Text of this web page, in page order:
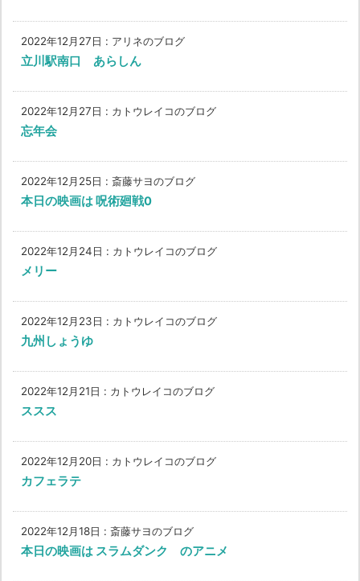
2022年12月27日 : アリネのブログ
立川駅南口 あらしん
2022年12月27日 : カトウレイコのブログ
忘年会
2022年12月25日 : 斎藤サヨのブログ
本日の映画は 呪術廻戦0
2022年12月24日 : カトウレイコのブログ
メリー
2022年12月23日 : カトウレイコのブログ
九州しょうゆ
2022年12月21日 : カトウレイコのブログ
ススス
2022年12月20日 : カトウレイコのブログ
カフェラテ
2022年12月18日 : 斎藤サヨのブログ
本日の映画は スラムダンク のアニメ